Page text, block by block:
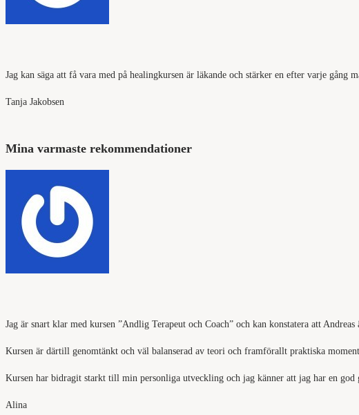
Jag kan säga att få vara med på healingkursen är läkande och stärker en efter varje
Tanja Jakobsen
Mina varmaste rekommendationer
Jag är snart klar med kursen ”Andlig Terapeut och Coach” och kan konstatera att
Kursen är därtill genomtänkt och väl balanserad av teori och framförallt praktiska
Kursen har bidragit starkt till min personliga utveckling och jag känner att jag har en
Alina